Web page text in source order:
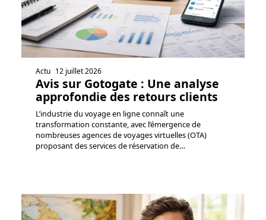
Actu 12 juillet 2026
Avis sur Gotogate : Une analyse
approfondie des retours clients
L’industrie du voyage en ligne connaît une
transformation constante, avec l’émergence de
nombreuses agences de voyages virtuelles (OTA)
proposant des services de réservation de…